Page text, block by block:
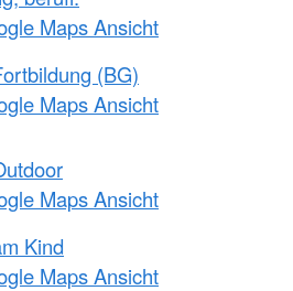
Maps Ansicht
(BG)
Maps Ansicht
Maps Ansicht
Kind
Maps Ansicht